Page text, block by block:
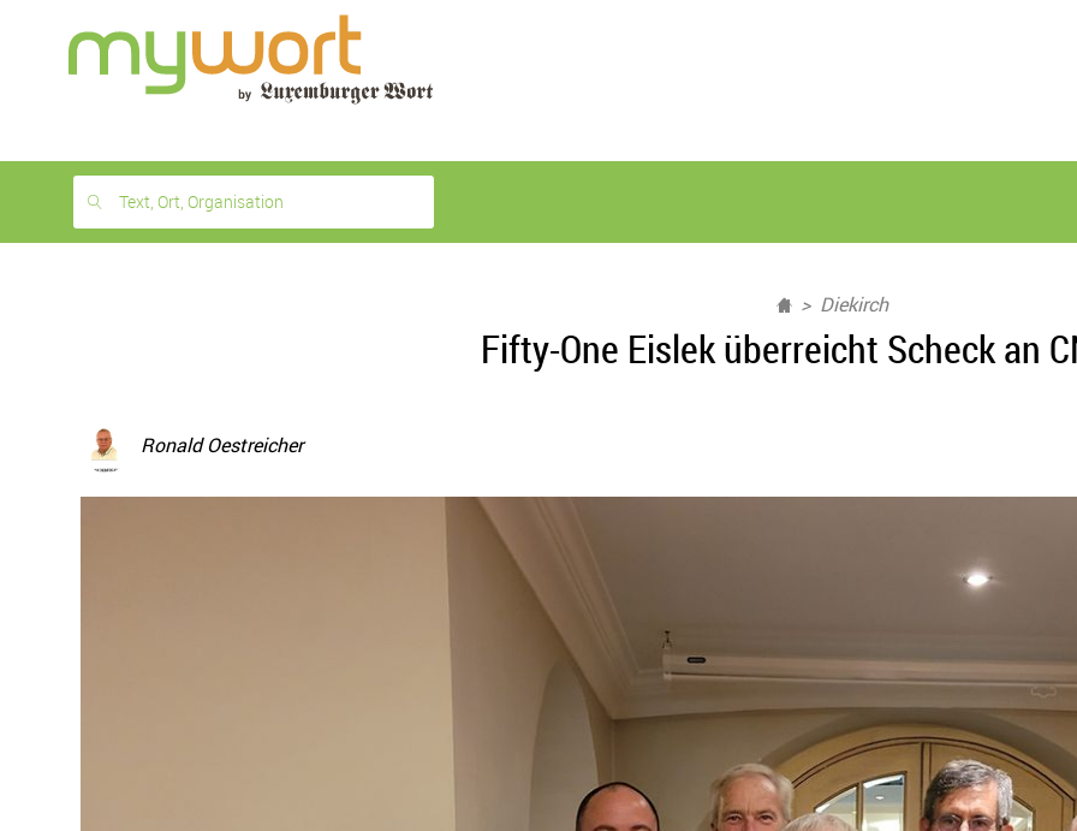
month
free
Text, Ort, Organisation
Diekirch
Fifty-One Eislek überreicht Scheck an
Ronald Oestreicher